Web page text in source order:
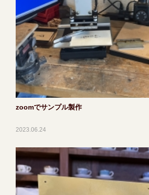
zoomでサンプル製作
2023.06.24